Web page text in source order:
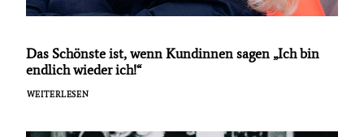
Das Schönste ist, wenn Kundinnen sagen „Ich bin
endlich wieder ich!“
WEITERLESEN